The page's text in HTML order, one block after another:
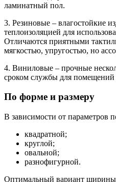
ламинатный пол.
3. Резиновые – влагостойкие
теплоизоляцией для
Отличаются приятными
мягкостью, упругостью, но
4. Виниловые – прочные
сроком службы для
По форме и размеру
В зависимости от параметров
квадратной;
круглой;
овальной;
разнофигурной.
Оптимальный вариант